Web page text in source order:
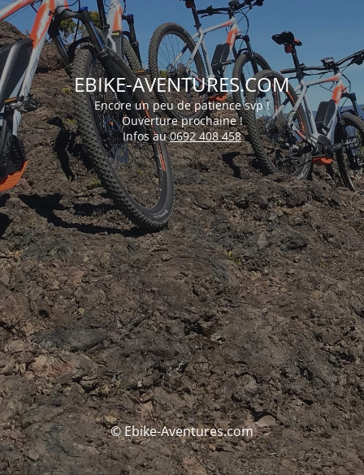
EBIKE-AVENTURES.COM
Encore un peu de patience svp !
Ouverture prochaine !
Infos au0692 408 458
© Ebike-Aventures.com